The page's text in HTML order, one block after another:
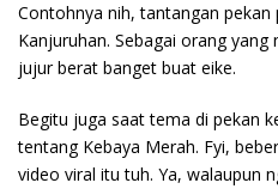
Contohnya nih, tantangan
Kanjuruhan. Sebagai orang
jujur berat banget buat eike.
Begitu juga saat tema di pekan
tentang Kebaya Merah. Fyi,
video viral itu tuh. Ya, walaupun